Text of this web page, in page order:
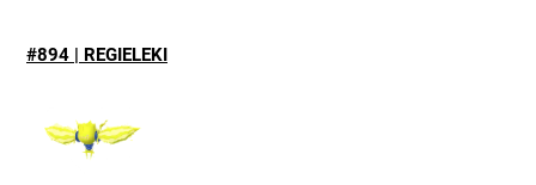
#894 | REGIELEKI